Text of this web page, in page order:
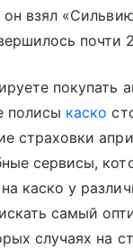
он взял
почти
покупать
полисы каско
страховки
сервисы,
каско у
самый
случаях на